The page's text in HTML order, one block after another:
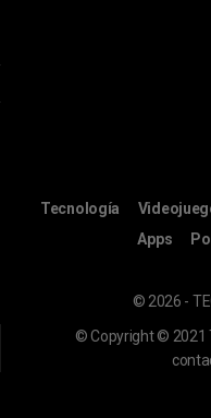
Tecnología
Apps
© 2026 -
© Copyright © 2021